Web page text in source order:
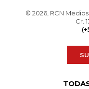
© 2026, RCN
Cr.